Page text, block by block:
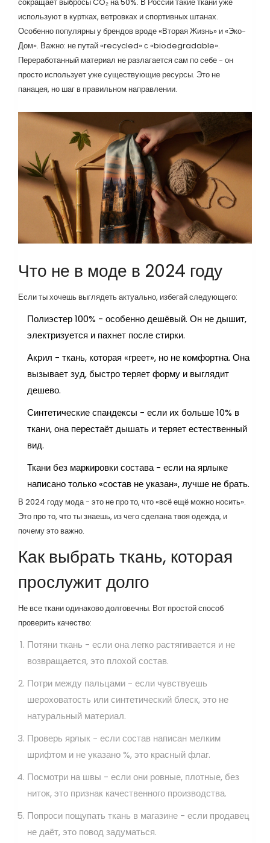
используют в куртках, ветровках и спортивных штанах.
Особенно популярны у брендов вроде «Вторая Жизнь» и «Эко-
Дом». Важно: не путай «recycled» с «biodegradable».
Переработанный материал не разлагается сам по себе - он
просто использует уже существующие ресурсы. Это не
панацея, но шаг в правильном направлении.
Что не в моде в 2024 году
Если ты хочешь выглядеть актуально, избегай следующего:
Полиэстер 100% - особенно дешёвый. Он не дышит,
электризуется и пахнет после стирки.
Акрил - ткань, которая «греет», но не комфортна. Она
вызывает зуд, быстро теряет форму и выглядит
дешево.
Синтетические спандексы - если их больше 10% в
ткани, она перестаёт дышать и теряет естественный
вид.
Ткани без маркировки состава - если на ярлыке
написано только «состав не указан», лучше не брать.
В 2024 году мода - это не про то, что «всё ещё можно носить».
Это про то, что ты знаешь, из чего сделана твоя одежда, и
почему это важно.
Как выбрать ткань, которая
прослужит долго
Не все ткани одинаково долговечны. Вот простой способ
проверить качество:
Потяни ткань - если она легко растягивается и не
возвращается, это плохой состав.
Потри между пальцами - если чувствуешь
шероховатость или синтетический блеск, это не
натуральный материал.
Проверь ярлык - если состав написан мелким
шрифтом и не указано %, это красный флаг.
Посмотри на швы - если они ровные, плотные, без
ниток, это признак качественного производства.
Попроси пощупать ткань в магазине - если продавец
не даёт, это повод задуматься.